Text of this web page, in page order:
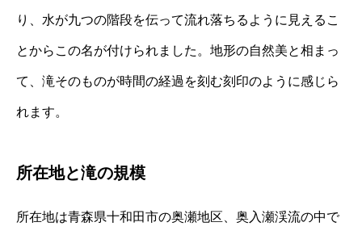
り、水が九つの階段を伝って流れ落ちるように見えるこ
とからこの名が付けられました。地形の自然美と相まっ
て、滝そのものが時間の経過を刻む刻印のように感じら
れます。
所在地と滝の規模
所在地は青森県十和田市の奥瀬地区、奥入瀬渓流の中で